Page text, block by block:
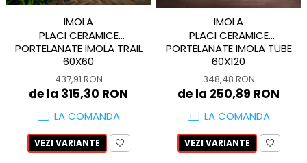
CALACATTA GOLD
CENTURY
COLONIAL SOFT
COLUMBIA
CONCEPT
DHARA
DOMUS
IMOLA
PLACI CERAMICE
PORTELANATE IMOLA TRAIL
60X60
437,91 RON
de la 315,30 RON
LA COMANDA
VEZI VARIANTE
IMOLA
PLACI CERAMICE
PORTELANATE IMOLA TUBE
60X120
348,48 RON
de la 250,89 RON
LA COMANDA
VEZI VARIANTE